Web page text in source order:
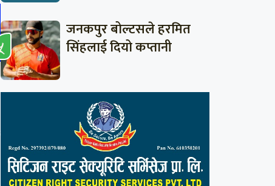
जनकपुर बोल्टसले हरमित
सिंहलाई दियो कप्तानी